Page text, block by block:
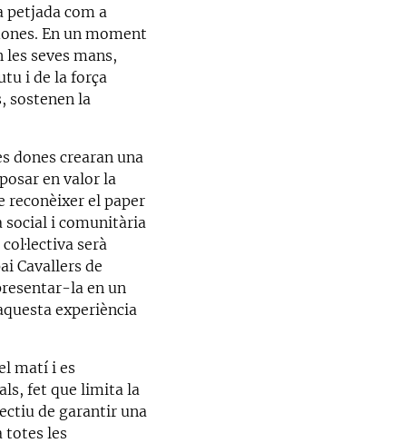
petjada com a
En un moment
seves mans,
i de la força
sostenen la
dones crearan una
en valor la
reconèixer el paper
social i comunitària
serà
Cavallers de
la en un
experiència
matí i es
fet que limita la
de garantir una
totes les